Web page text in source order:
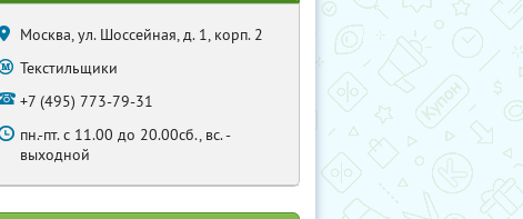
Москва, ул. Шоссейная, д. 1, корп. 2
Текстильщики
+7 (495) 773-79-31
пн.-пт. с 11.00 до 20.00сб., вс. -
выходной